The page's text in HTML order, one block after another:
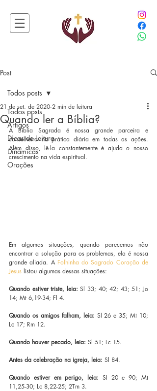
Post
Todos posts
Artigos
Dicas de Leitura
Dinâmicas
Orações
Todos posts
Quando ler a Bíblia?
21 de set. de 2020 2 min de leitura
A Bíblia Sagrada é nossa grande parceira e
conselheira na prática diária em todas as ações.
Além disso, lê-la constantemente é ajuda o nosso
crescimento na vida espiritual.
Em algumas situações, quando parecemos não
encontrar a solução para os problemas, ela é nossa
grande aliada. A Folhinha do Sagrado Coração de
Jesus listou algumas dessas situações:
Quando estiver triste, leia: Sl 33; 40; 42; 43; 51; Jo
14; Mt 6,19-34; Fl 4.
Quando os amigos falham, leia: Sl 26 e 35; Mt 10;
Lc 17; Rm 12.
Quando houver pecado, leia: Sl 51; Lc 15.
Antes da celebração na igreja, leia: Sl 84.
Quando estiver em perigo, leia: Sl 20 e 90; Mt
11,25-30; Lc 8,22-25; 2Tm 3.